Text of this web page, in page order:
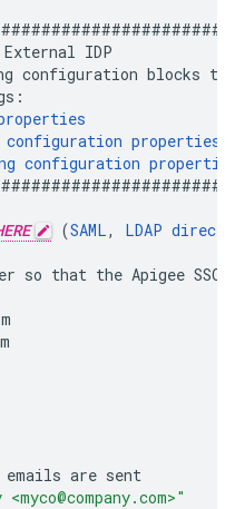
External IDP
configuration blocks to
:
configuration properties
configuration
(SAML, LDAP direct
so that the Apigee SSO
emails are sent
<myco@company.com>"